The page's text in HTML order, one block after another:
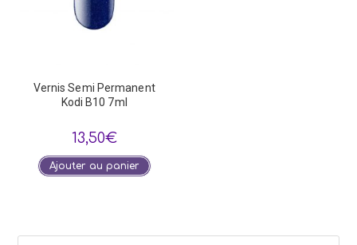
Vernis Semi Permanent
Kodi B10 7ml
13,50€
Ajouter au panier